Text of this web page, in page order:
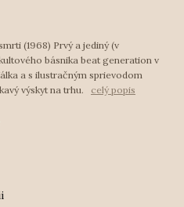
(1968) Prvý a jediný (v
básnika beat generation v
a s ilustračným sprievodom
výskyt na trhu. celý popis